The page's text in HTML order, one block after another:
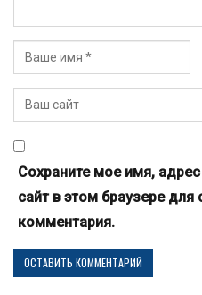
Сохраните мое имя,
сайт в этом браузере
комментария.